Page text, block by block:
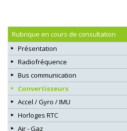
Rubrique en cours de consultation
Présentation
Radiofréquence
Bus communication
Convertisseurs
Accel / Gyro / IMU
Horloges RTC
Air - Gaz